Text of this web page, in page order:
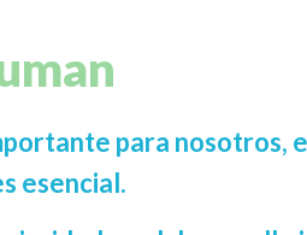
para nosotros,
esencial.